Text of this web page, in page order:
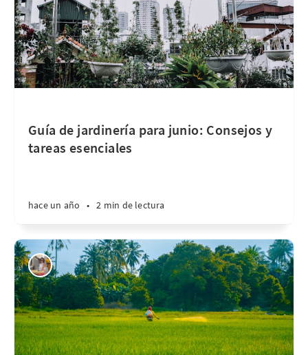
Guía de jardinería para junio: Consejos y
tareas esenciales
hace un año • 2 min de lectura